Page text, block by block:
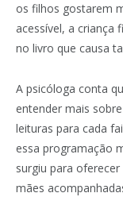
os filhos gostarem
acessível, a criança
no livro que causa
A psicóloga conta
entender mais
leituras para cada
essa programação
surgiu para
mães